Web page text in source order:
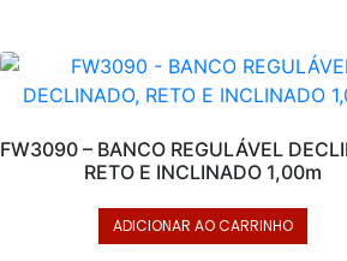
FW3090 – BANCO REGULÁVEL
RETO E INCLINADO 1,00m
ADICIONAR AO CARRINHO